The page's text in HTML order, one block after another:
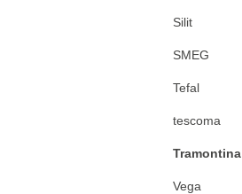
Silit
SMEG
Tefal
tescoma
Tramontina
Vega